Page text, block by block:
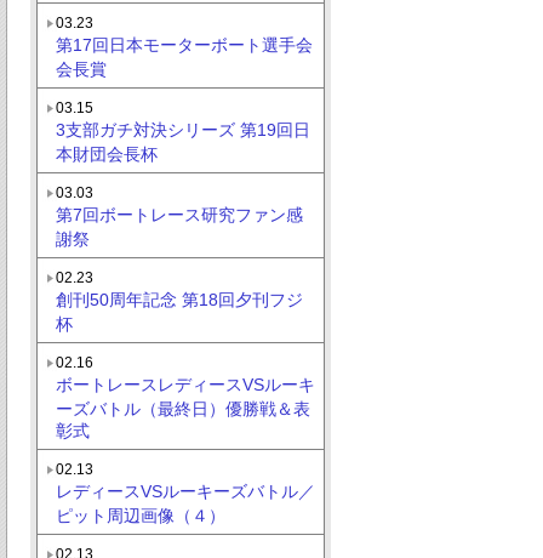
03.23
第17回日本モーターボート選手会
会長賞
03.15
3支部ガチ対決シリーズ 第19回日
本財団会長杯
03.03
第7回ボートレース研究ファン感
謝祭
02.23
創刊50周年記念 第18回夕刊フジ
杯
02.16
ボートレースレディースVSルーキ
ーズバトル（最終日）優勝戦＆表
彰式
02.13
レディースVSルーキーズバトル／
ピット周辺画像（４）
02.13